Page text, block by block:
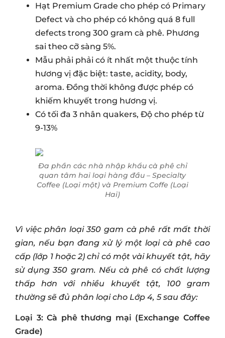
Hạt Premium Grade cho phép có Primary
Defect và cho phép có không quá 8 full
defects trong 300 gram cà phê. Phương
sai theo cỡ sàng 5%.
Mẫu phải phải có ít nhất một thuộc tính
hương vị đặc biệt: taste, acidity, body,
aroma. Đồng thời không được phép có
khiếm khuyết trong hương vị.
Có tối đa 3 nhân quakers, Độ cho phép từ
9-13%
Đa phần các nhà nhập khẩu cà phê chỉ
quan tâm hai loại hàng đầu – Specialty
Coffee (Loại một) và Premium Coffe (Loại
Hai)
Vì việc phân loại 350 gam cà phê rất mất thời
gian, nếu bạn đang xử lý một loại cà phê cao
cấp (lớp 1 hoặc 2) chỉ có một vài khuyết tật, hãy
sử dụng 350 gram. Nếu cà phê có chất lượng
thấp hơn với nhiều khuyết tật, 100 gram
thường sẽ đủ phân loại cho Lớp 4, 5 sau đây:
Loại 3: Cà phê thương mại (Exchange Coffee
Grade)